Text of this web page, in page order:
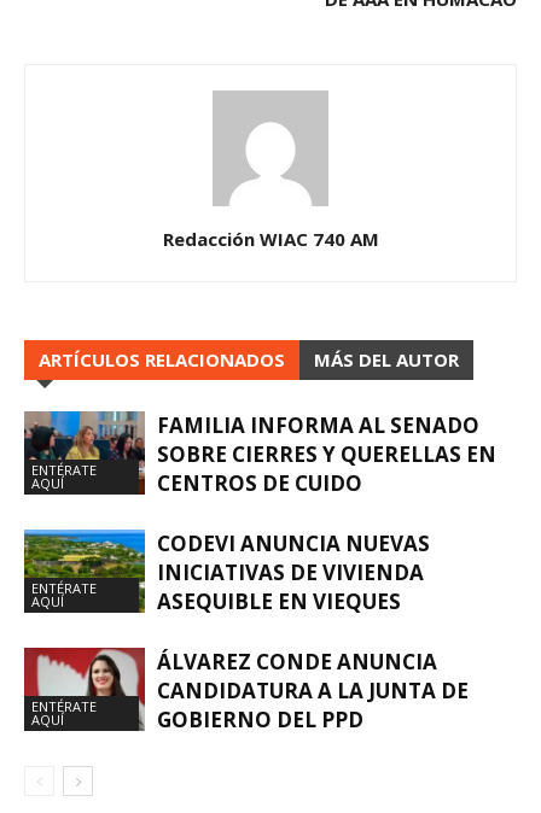
Redacción WIAC 740 AM
ARTÍCULOS RELACIONADOS MÁS DEL AUTOR
ENTÉRATE
AQUÍ
FAMILIA INFORMA AL SENADO
SOBRE CIERRES Y QUERELLAS EN
CENTROS DE CUIDO
ENTÉRATE
AQUÍ
CODEVI ANUNCIA NUEVAS
INICIATIVAS DE VIVIENDA
ASEQUIBLE EN VIEQUES
ENTÉRATE
AQUÍ
ÁLVAREZ CONDE ANUNCIA
CANDIDATURA A LA JUNTA DE
GOBIERNO DEL PPD